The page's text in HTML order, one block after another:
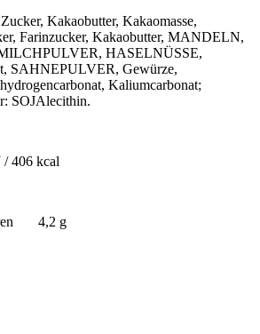
Kakaobutter, Kakaomasse,
Farinzucker, Kakaobutter, MANDELN,
HASELNÜSSE,
SAHNEPULVER, Gewürze,
Kaliumcarbonat;
SOJAlecithin.
kcal
4,2 g